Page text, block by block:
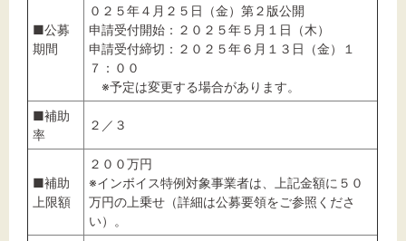
■公募
期間
０２５年４月２５日（金）第２版公開
申請受付開始：２０２５年５月１日（木）
申請受付締切：２０２５年６月１３日（金）１
７：００
※予定は変更する場合があります。
■補助
率
２／３
■補助
上限額
２００万円
※インボイス特例対象事業者は、上記金額に５０
万円の上乗せ（詳細は公募要領をご参照くださ
い）。